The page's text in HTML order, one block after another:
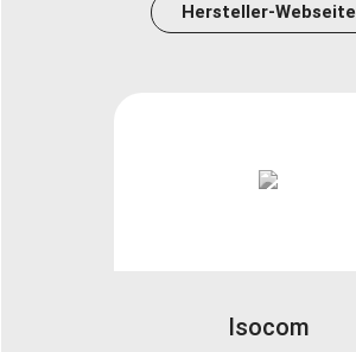
Hersteller-Webseite
Isocom